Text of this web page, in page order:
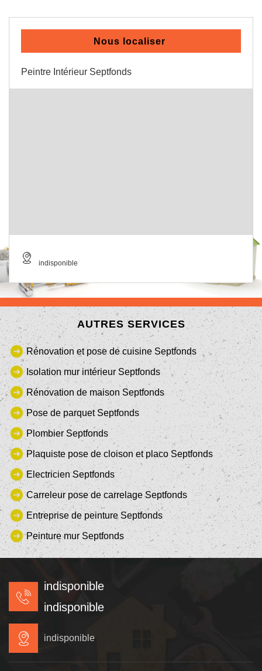
Nous localiser
Peintre Intérieur Septfonds
indisponible
AUTRES SERVICES
Rénovation et pose de cuisine Septfonds
Isolation mur intérieur Septfonds
Rénovation de maison Septfonds
Pose de parquet Septfonds
Plombier Septfonds
Plaquiste pose de cloison et placo Septfonds
Electricien Septfonds
Carreleur pose de carrelage Septfonds
Entreprise de peinture Septfonds
Peinture mur Septfonds
indisponible
indisponible
indisponible